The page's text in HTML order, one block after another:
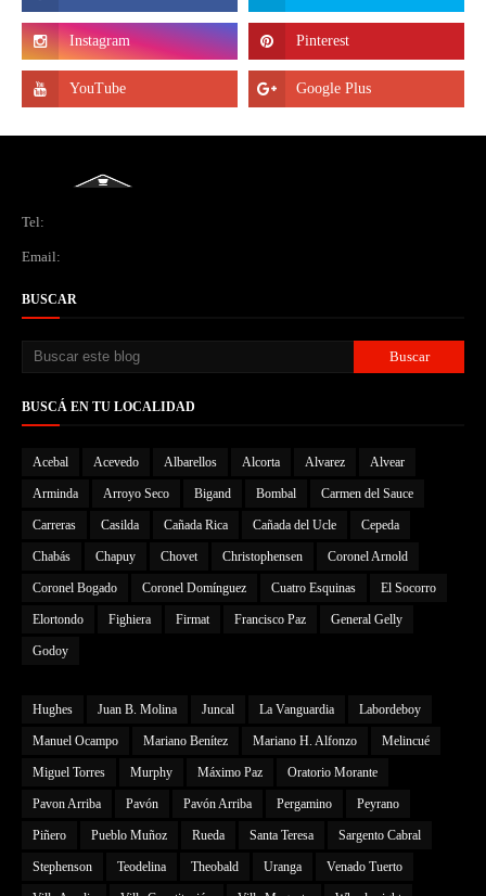
Tel:
Email:
BUSCAR
BUSCÁ EN TU LOCALIDAD
Acebal Acevedo Albarellos Alcorta Alvarez Alvear
Arminda Arroyo Seco Bigand Bombal Carmen del Sauce
Carreras Casilda Cañada Rica Cañada del Ucle Cepeda
Chabás Chapuy Chovet Christophensen Coronel Arnold
Coronel Bogado Coronel Domínguez Cuatro Esquinas El Socorro
Elortondo Fighiera Firmat Francisco Paz General Gelly
Godoy
Hughes Juan B. Molina Juncal La Vanguardia Labordeboy
Manuel Ocampo Mariano Benítez Mariano H. Alfonzo Melincué
Miguel Torres Murphy Máximo Paz Oratorio Morante
Pavon Arriba Pavón Pavón Arriba Pergamino Peyrano
Piñero Pueblo Muñoz Rueda Santa Teresa Sargento Cabral
Stephenson Teodelina Theobald Uranga Venado Tuerto